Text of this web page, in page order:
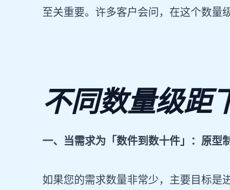
至关重要。许多客户会问，在这个数量
不同数量级距
一、当需求为「数件到数十件」：原型
如果您的需求数量非常少，主要目标是